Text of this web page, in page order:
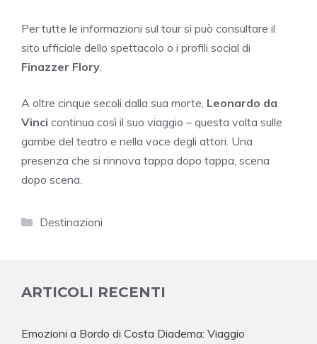
Per tutte le informazioni sul tour si può consultare il
sito ufficiale dello spettacolo o i profili social di
Finazzer Flory
A oltre cinque secoli dalla sua morte, Leonardo da
Vinci continua così il suo viaggio – questa volta sulle
gambe del teatro e nella voce degli attori. Una
presenza che si rinnova tappa dopo tappa, scena
dopo scena.
Categorie
Destinazioni
ARTICOLI RECENTI
Emozioni a Bordo di Costa Diadema: Viaggio